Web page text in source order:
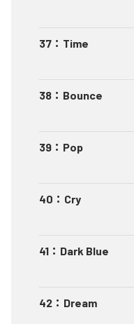
37 ： Time
38 ： Bounce
39 ： Pop
40 ： Cry
41 ： Dark Blue
42 ： Dream